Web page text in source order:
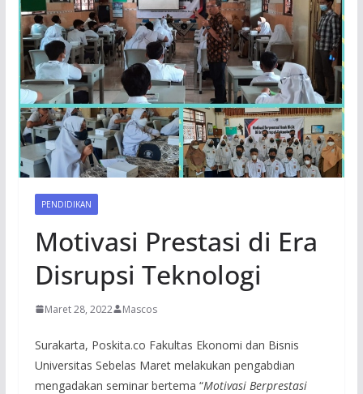
PENDIDIKAN
Motivasi Prestasi di Era
Disrupsi Teknologi
Maret 28, 2022 Mascos
Surakarta, Poskita.co Fakultas Ekonomi dan Bisnis
Universitas Sebelas Maret melakukan pengabdian
mengadakan seminar bertema “Motivasi Berprestasi